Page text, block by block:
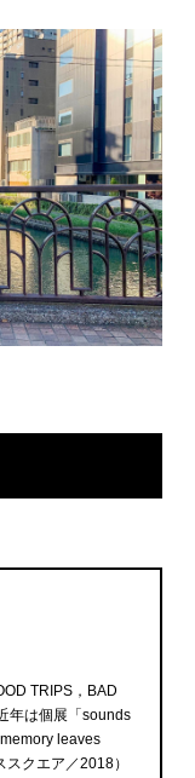
TRIPS，BAD
年は個展「sounds
leaves
クエア／2018）